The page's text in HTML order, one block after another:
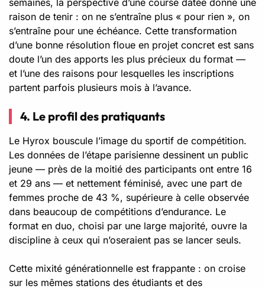
semaines, la perspective d’une course datée donne une
raison de tenir : on ne s’entraîne plus « pour rien », on
s’entraîne pour une échéance. Cette transformation
d’une bonne résolution floue en projet concret est sans
doute l’un des apports les plus précieux du format —
et l’une des raisons pour lesquelles les inscriptions
partent parfois plusieurs mois à l’avance.
4. Le profil des pratiquants
Le Hyrox bouscule l’image du sportif de compétition.
Les données de l’étape parisienne dessinent un public
jeune — près de la moitié des participants ont entre 16
et 29 ans — et nettement féminisé, avec une part de
femmes proche de 43 %, supérieure à celle observée
dans beaucoup de compétitions d’endurance. Le
format en duo, choisi par une large majorité, ouvre la
discipline à ceux qui n’oseraient pas se lancer seuls.
Cette mixité générationnelle est frappante : on croise
sur les mêmes stations des étudiants et des